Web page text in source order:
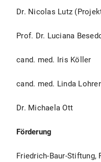
Dr. Nicolas Lutz
Prof. Dr. Luciana
cand. med. Iris Köller
cand. med. Linda Lohrer
Dr. Michaela Ott
Förderung
Friedrich-Baur-Stiftung,